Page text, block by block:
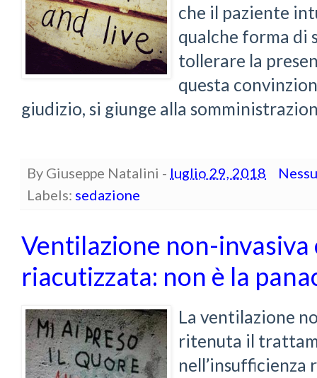
che il paziente
qualche forma di
tollerare la
questa
giudizio, si giunge alla
By Giuseppe Natalini - luglio 29, 2018
Labels: sedazione
Ventilazione non-invasiva
riacutizzata: non è la
La ventilazione
ritenuta il
nell’insufficienza